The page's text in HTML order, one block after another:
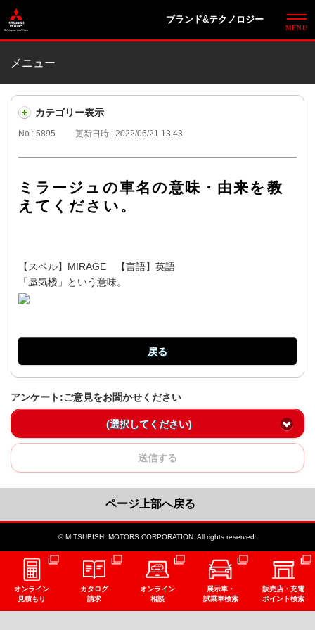
ブランド&テクノロジー
メニュー
カテゴリー表示
No : 5895 更新日時 : 2022/06/21 13:43
ミラージュの車名の意味・由来を教
えてください。
【スペル】MIRAGE 【言語】英語
「蜃気楼」という意味。
戻る
アンケート:ご意見をお聞かせください
(選択してください)
送信する
ページ上部へ戻る
© MITSUBISHI MOTORS CORPORATION. All rights reserved.
オンライン
見積もり
カタログ
請求
オンライン
相談
展示車・
試乗車検索
販売店・充電
ポイント検索